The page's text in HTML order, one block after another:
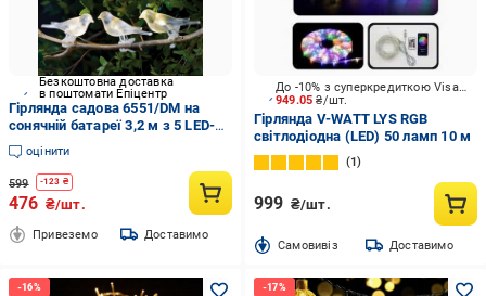
Безкоштовна доставка
в поштомати Епіцентр
Гірлянда садова 6551/DM на
сонячній батареї 3,2 м з 5 LED-
пташками на прищіпках Тепле
світло (32157364)
оцінити
599 -123 ₴
476 ₴/шт.
Привеземо Доставимо
949.05₴/шт.
До -10% з суперкредиткою Visa Вигода
Гірлянда V-WATT LYS RGB
світлодіодна (LED) 50 ламп 10 м
1
999 ₴/шт.
Cамовивіз Доставимо